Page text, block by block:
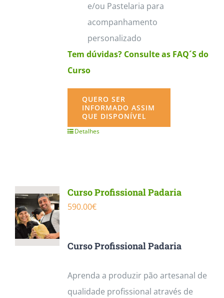
e/ou Pastelaria para
acompanhamento
personalizado
Tem dúvidas? Consulte as FAQ´S do
Curso
QUERO SER
INFORMADO ASSIM
QUE DISPONÍVEL
Detalhes
Curso Profissional Padaria
590.00€
Curso Profissional Padaria
Aprenda a produzir pão artesanal de
qualidade profissional através de